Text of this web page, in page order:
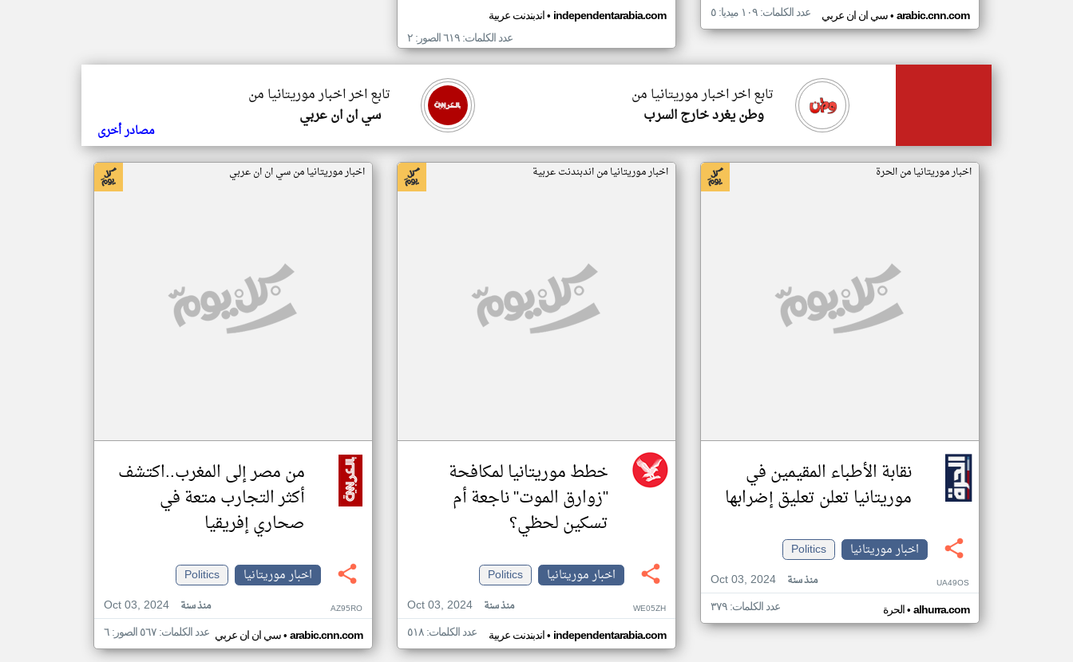
سي ان ان عربي• arabic.cnn.com عدد الكلمات: ١٠٩ ميديا: ٥ اندبندنت عربية• independentarabia.com
عدد الكلمات: ٦١٩ الصور: ٢
تابع اخر اخبار موريتانيا من
سي ان ان عربي
تابع اخر اخبار موريتانيا من
وطن يغرد خارج السرب
مصادر أخرى
اخبار موريتانيا من الحرة
نقابة الأطباء المقيمين في
موريتانيا تعلن تعليق إضرابها
اخبار موريتانيا
Politics
Oct 03, 2024
منذ سنة UA49OS
الحرة• alhurra.com عدد الكلمات: ٣٧٩
اخبار موريتانيا من اندبندنت عربية
خطط موريتانيا لمكافحة
"زوارق الموت" ناجعة أم
تسكين لحظي؟
اخبار موريتانيا
Politics
Oct 03, 2024
منذ سنة WE05ZH
اندبندنت عربية• independentarabia.com عدد الكلمات: ٥١٨
اخبار موريتانيا من سي ان ان عربي
من مصر إلى المغرب..اكتشف
أكثر التجارب متعة في
صحاري إفريقيا
اخبار موريتانيا
Politics
Oct 03, 2024
منذ سنة AZ95RO
سي ان ان عربي• arabic.cnn.com عدد الكلمات: ٥٦٧ الصور: ٦